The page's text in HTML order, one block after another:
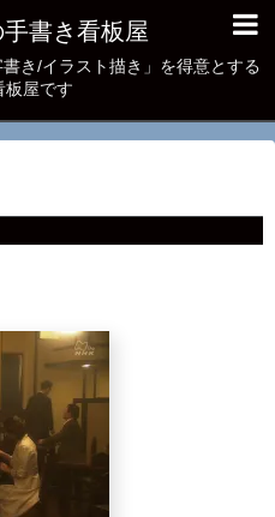
書き看板屋
き/イラスト描き」を得意とする
板屋です